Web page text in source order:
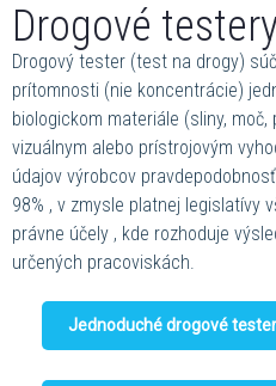
Drogové
Drogový tester (test na drogy)
prítomnosti (nie koncentrácie)
biologickom materiále (sliny,
vizuálnym alebo prístrojovým
údajov výrobcov
98% , v zmysle platnej legislatívy
právne účely , kde rozhoduje
určených pracoviskách.
Jednoduché drogové